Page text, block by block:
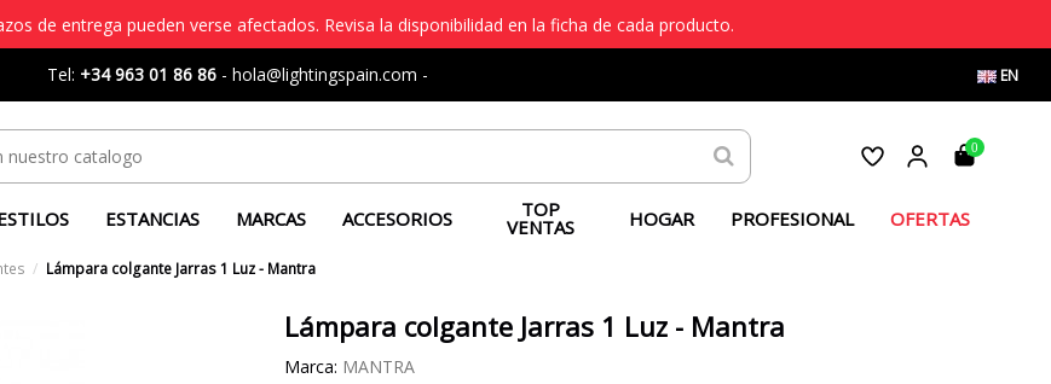
de entrega pueden verse afectados. Revisa la disponibilidad en la ficha de cada producto.
Tel: +34 963 01 86 86 - hola@lightingspain.com - EN
0
ESTANCIAS MARCAS ACCESORIOS TOP
VENTAS HOGAR PROFESIONAL OFERTAS
Lámpara colgante Jarras 1 Luz - Mantra
Lámpara colgante Jarras 1 Luz - Mantra
Marca: MANTRA